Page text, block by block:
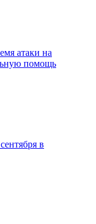
атаки на
помощь
в